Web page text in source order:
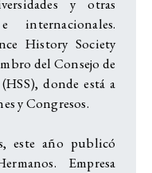
y otras
internacionales.
History Society
del Consejo de
donde está a
y Congresos.
este año publicó
Empresa